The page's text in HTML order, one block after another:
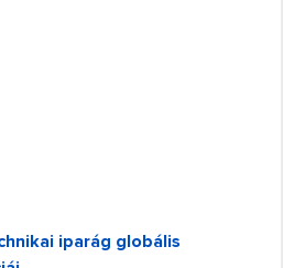
iparág globális